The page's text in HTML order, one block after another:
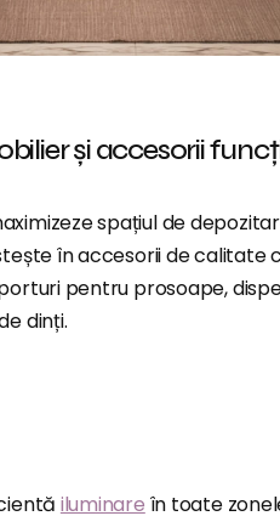
și accesorii
spațiul de
în accesorii de calitate
pentru prosoape,
dinți.
iluminare în toate